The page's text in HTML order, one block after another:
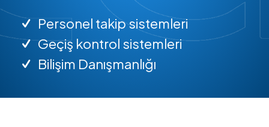
Personel takip sistemleri
Geçiş kontrol sistemleri
Bilişim Danışmanlığı